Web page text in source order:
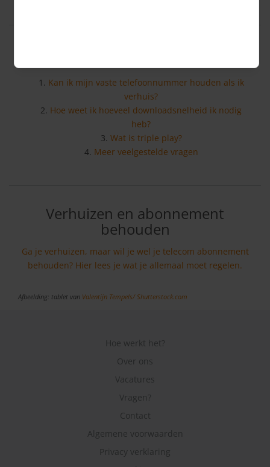
Kan ik mijn vaste telefoonnummer houden als ik
verhuis?
Hoe weet ik hoeveel downloadsnelheid ik nodig
heb?
Wat is triple play?
Meer veelgestelde vragen
Verhuizen en abonnement
behouden
Ga je verhuizen, maar wil je wel je telecom abonnement
behouden? Hier lees je wat je allemaal moet regelen.
Afbeelding: tablet van Valentijn Tempels/Shutterstock.com
Hoe werkt het?
Over ons
Vacatures
Vragen?
Contact
Algemene voorwaarden
Privacy verklaring